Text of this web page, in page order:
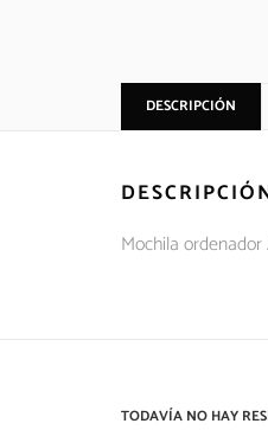
DESCRIPCIÓN
Mochila
TODAVÍA NO HAY